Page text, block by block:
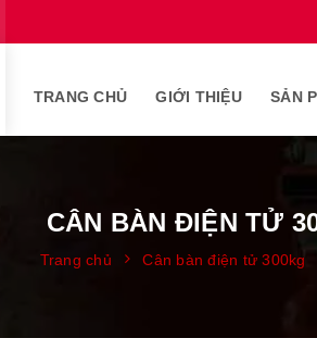
TRANG CHỦ GIỚI THIỆU SẢN
CÂN BÀN ĐIỆN TỬ
Trang chủ Cân bàn điện tử 300kg